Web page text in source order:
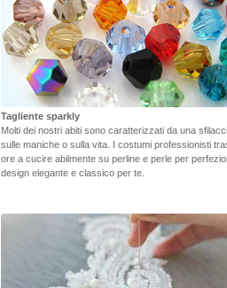
Tagliente sparkly
Molti dei nostri abiti sono caratterizzati da una
sulle maniche o sulla vita. I costumi professionisti
ore a cucire abilmente su perline e perle per
design elegante e classico per te.